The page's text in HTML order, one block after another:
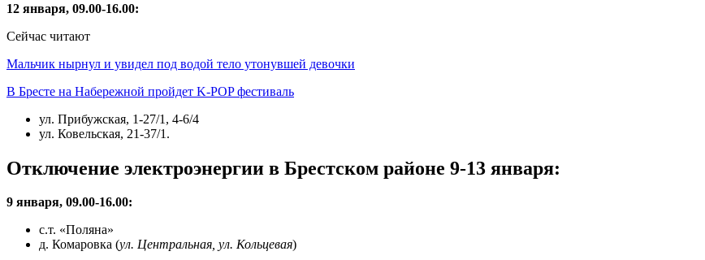
12 января, 09.00-16.00:
Сейчас читают
Мальчик нырнул и увидел под водой тело утонувшей девочки
В Бресте на Набережной пройдет K-POP фестиваль
ул. Прибужская, 1-27/1, 4-6/4
ул. Ковельская, 21-37/1.
Отключение электроэнергии в Брестском районе 9-13 января:
9 января, 09.00-16.00:
с.т. «Поляна»
д. Комаровка (ул. Центральная, ул. Кольцевая)